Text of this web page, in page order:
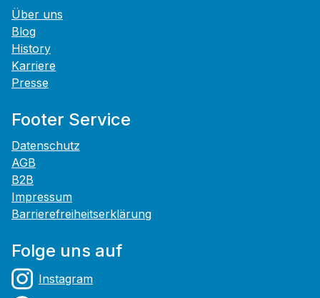
Über uns
Blog
History
Karriere
Presse
Footer Service
Datenschutz
AGB
B2B
Impressum
Barrierefreiheitserklärung
Folge uns auf
Instagram